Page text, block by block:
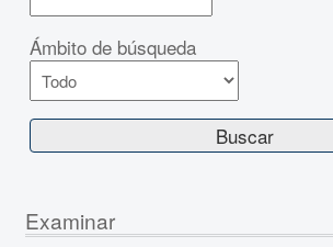
Ámbito de búsqueda
Examinar